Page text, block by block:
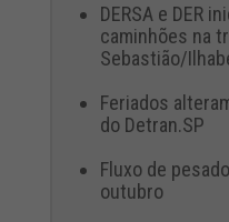
DERSA e DER
caminhões na
Sebastião/
Feriados
do Detran.SP
Fluxo de
outubro